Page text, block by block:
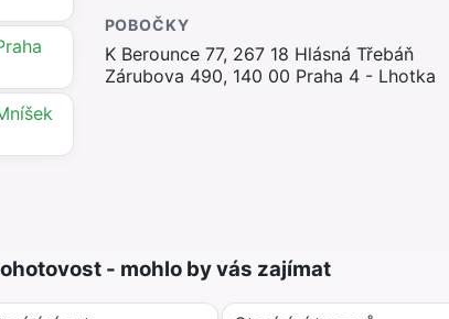
POBOČKY
K Berounce 77, 267 18 Hlásná Třebáň
Zárubova 490, 140 00 Praha 4 - Lhotka
- mohlo by vás zajímat